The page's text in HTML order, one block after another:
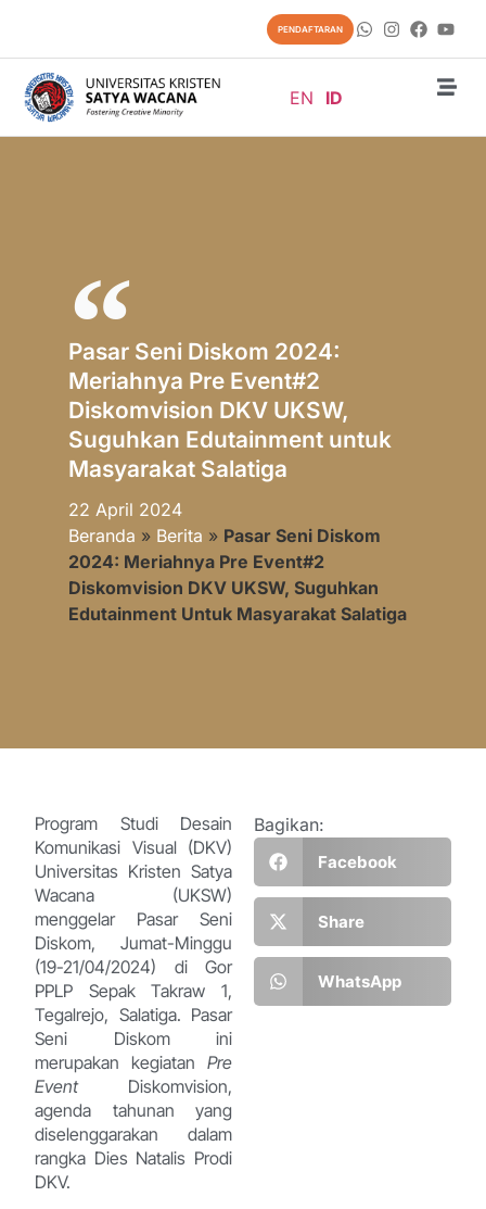
PENDAFTARAN
EN ID
Pasar Seni Diskom 2024:
Meriahnya Pre Event#2
Diskomvision DKV UKSW,
Suguhkan Edutainment untuk
Masyarakat Salatiga
22 April 2024
Beranda » Berita » Pasar Seni Diskom
2024: Meriahnya Pre Event#2
Diskomvision DKV UKSW, Suguhkan
Edutainment Untuk Masyarakat Salatiga
Program Studi Desain
Komunikasi Visual (DKV)
Universitas Kristen Satya
Wacana (UKSW)
menggelar Pasar Seni
Diskom, Jumat-Minggu
(19-21/04/2024) di Gor
PPLP Sepak Takraw 1,
Tegalrejo, Salatiga. Pasar
Seni Diskom ini
merupakan kegiatan Pre
EventDiskomvision,
agenda tahunan yang
diselenggarakan dalam
rangka Dies Natalis Prodi
DKV.
Bagikan:
Facebook
Share
WhatsApp